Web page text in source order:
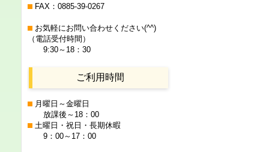
FAX：0885-39-0267
お気軽にお問い合わせください(^^)
（電話受付時間）
9:30～18：30
ご利用時間
月曜日～金曜日
放課後～18：00
土曜日・祝日・長期休暇
9：00～17：00